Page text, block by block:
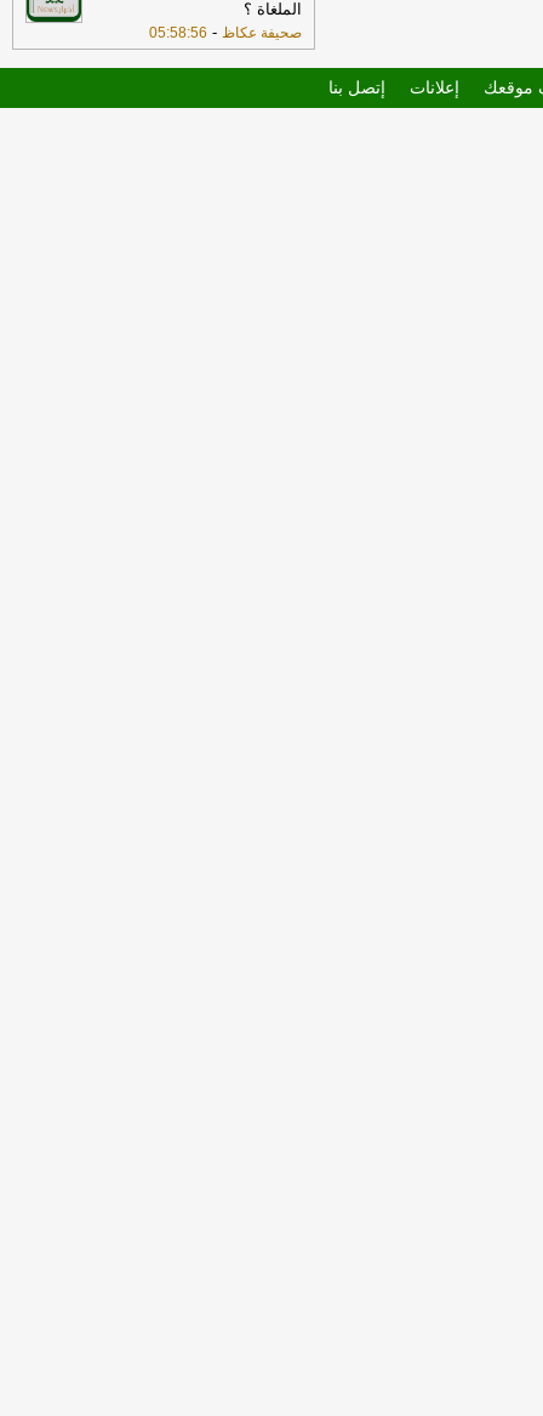
الملغاة ؟
صحيفة عكاظ -
05:58:56
موقعك إعلانات إتصل بنا